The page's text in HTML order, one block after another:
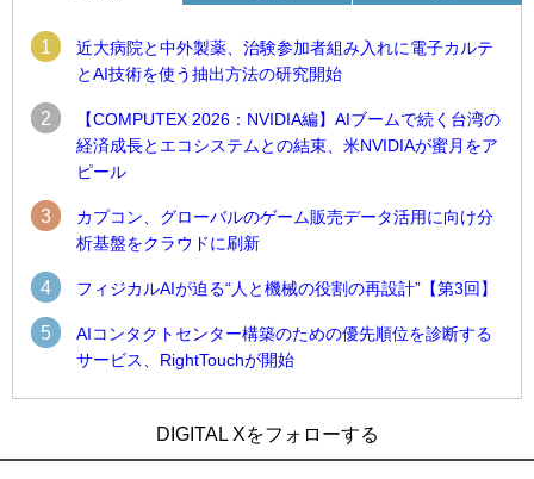
1
近大病院と中外製薬、治験参加者組み入れに電子カルテ
とAI技術を使う抽出方法の研究開始
2
【COMPUTEX 2026：NVIDIA編】AIブームで続く台湾の
経済成長とエコシステムとの結束、米NVIDIAが蜜月をア
ピール
3
カプコン、グローバルのゲーム販売データ活用に向け分
析基盤をクラウドに刷新
4 フィジカルAIが迫る“人と機械の役割の再設計”【第3回】
5
AIコンタクトセンター構築のための優先順位を診断する
サービス、RightTouchが開始
技術を使う抽出方法の研究開始
合基盤を本格稼働DIGITAL Xをフォローする